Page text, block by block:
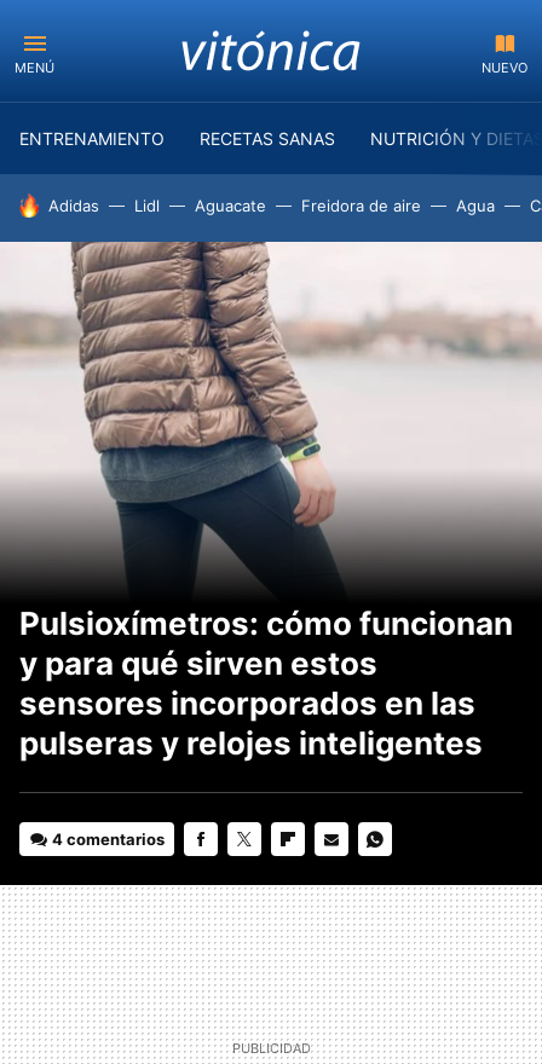
MENÚ NUEVO
ENTRENAMIENTO RECETAS SANAS NUTRICIÓN Y
HOY SE HABLA DE
Adidas Lidl Aguacate Freidora de aire Agua
Pulsioxímetros: cómo funcionan
y para qué sirven estos
sensores incorporados en las
pulseras y relojes inteligentes
4 comentarios
MAIL